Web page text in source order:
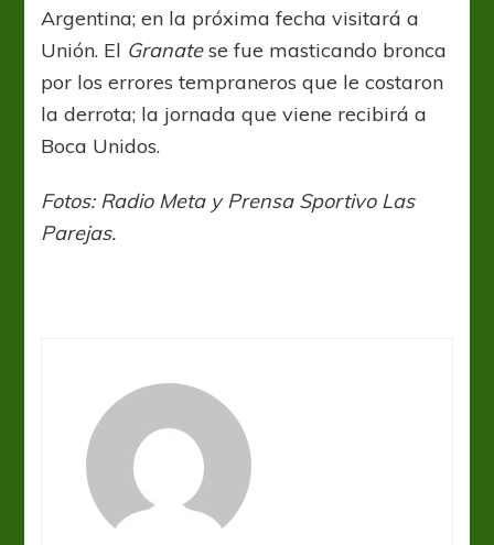
Argentina; en la próxima fecha visitará a
Unión. El Granatese fue masticando bronca
por los errores tempraneros que le costaron
la derrota; la jornada que viene recibirá a
Boca Unidos.
Fotos: Radio Meta y Prensa Sportivo Las
Parejas.